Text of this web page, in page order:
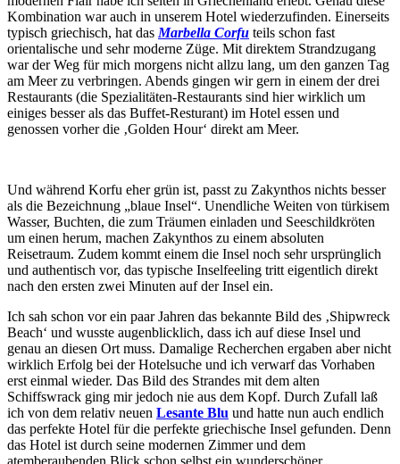
Kombination war auch in unserem Hotel wiederzufinden. Einerseits
typisch griechisch, hat das Marbella Corfu teils schon fast
orientalische und sehr moderne Züge. Mit direktem Strandzugang
war der Weg für mich morgens nicht allzu lang, um den ganzen Tag
am Meer zu verbringen. Abends gingen wir gern in einem der drei
Restaurants (die Spezialitäten-Restaurants sind hier wirklich um
einiges besser als das Buffet-Resturant) im Hotel essen und
genossen vorher die ‚Golden Hour‘ direkt am Meer.
Und während Korfu eher grün ist, passt zu Zakynthos nichts besser
als die Bezeichnung „blaue Insel“. Unendliche Weiten von türkisem
Wasser, Buchten, die zum Träumen einladen und Seeschildkröten
um einen herum, machen Zakynthos zu einem absoluten
Reisetraum. Zudem kommt einem die Insel noch sehr ursprünglich
und authentisch vor, das typische Inselfeeling tritt eigentlich direkt
nach den ersten zwei Minuten auf der Insel ein.
Ich sah schon vor ein paar Jahren das bekannte Bild des ‚Shipwreck
Beach‘ und wusste augenblicklich, dass ich auf diese Insel und
genau an diesen Ort muss. Damalige Recherchen ergaben aber nicht
wirklich Erfolg bei der Hotelsuche und ich verwarf das Vorhaben
erst einmal wieder. Das Bild des Strandes mit dem alten
Schiffswrack ging mir jedoch nie aus dem Kopf. Durch Zufall laß
ich von dem relativ neuen Lesante Blu und hatte nun auch endlich
das perfekte Hotel für die perfekte griechische Insel gefunden. Denn
das Hotel ist durch seine modernen Zimmer und dem
atemberaubenden Blick schon selbst ein wunderschöner